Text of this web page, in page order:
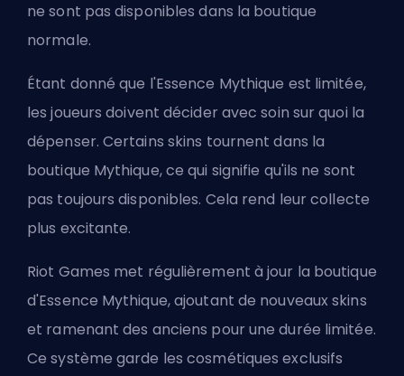
ne sont pas disponibles dans la boutique
normale.
Étant donné que l'Essence Mythique est limitée,
les joueurs doivent décider avec soin sur quoi la
dépenser. Certains skins tournent dans la
boutique Mythique, ce qui signifie qu'ils ne sont
pas toujours disponibles. Cela rend leur collecte
plus excitante.
Riot Games met régulièrement à jour la boutique
d'Essence Mythique, ajoutant de nouveaux skins
et ramenant des anciens pour une durée limitée.
Ce système garde les cosmétiques exclusifs